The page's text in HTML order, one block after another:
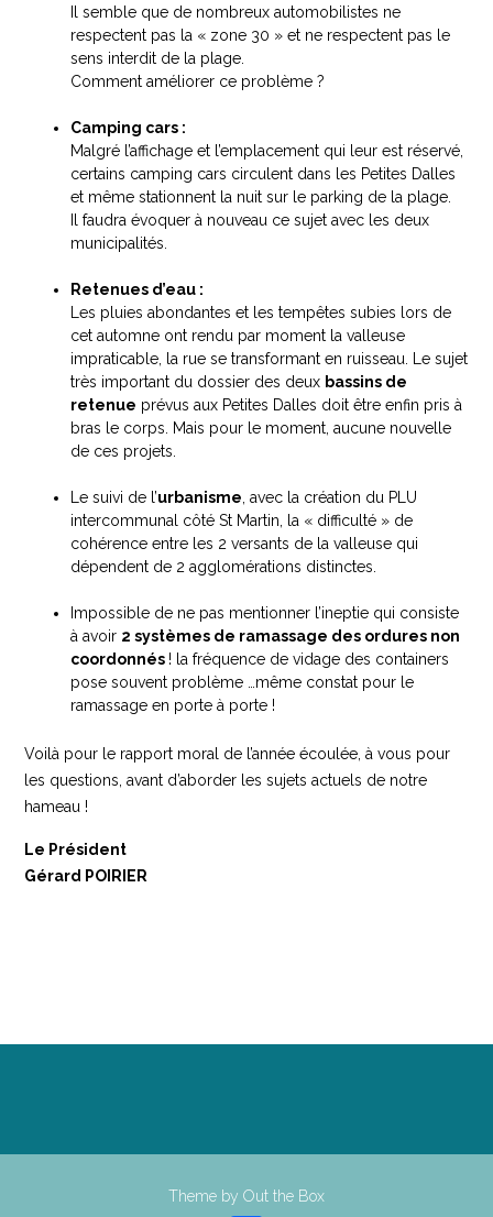
Il semble que de nombreux automobilistes ne
respectent pas la « zone 30 » et ne respectent pas le
sens interdit de la plage.
Comment améliorer ce problème ?
Camping cars :
Malgré l’affichage et l’emplacement qui leur est réservé,
certains camping cars circulent dans les Petites Dalles
et même stationnent la nuit sur le parking de la plage.
Il faudra évoquer à nouveau ce sujet avec les deux
municipalités.
Retenues d’eau :
Les pluies abondantes et les tempêtes subies lors de
cet automne ont rendu par moment la valleuse
impraticable, la rue se transformant en ruisseau. Le sujet
très important du dossier des deux bassins de
retenue prévus aux Petites Dalles doit être enfin pris à
bras le corps. Mais pour le moment, aucune nouvelle
de ces projets.
Le suivi de l’urbanisme , avec la création du PLU
intercommunal côté St Martin, la « difficulté » de
cohérence entre les 2 versants de la valleuse qui
dépendent de 2 agglomérations distinctes.
Impossible de ne pas mentionner l’ineptie qui consiste
à avoir 2 systèmes de ramassage des ordures non
coordonnés ! la fréquence de vidage des containers
pose souvent problème …même constat pour le
ramassage en porte à porte !
Voilà pour le rapport moral de l’année écoulée, à vous pour
les questions, avant d’aborder les sujets actuels de notre
hameau !
Le Président
Gérard POIRIER
Theme by Out the Box